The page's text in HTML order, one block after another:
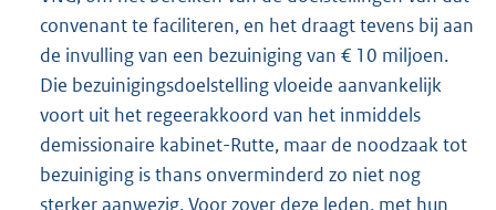
convenant te faciliteren, en het draagt tevens bij aan
de invulling van een bezuiniging van € 10 miljoen.
Die bezuinigingsdoelstelling vloeide aanvankelijk
voort uit het regeerakkoord van het inmiddels
demissionaire kabinet-Rutte, maar de noodzaak tot
bezuiniging is thans onverminderd zo niet nog
sterker aanwezig. Voor zover deze leden, met hun